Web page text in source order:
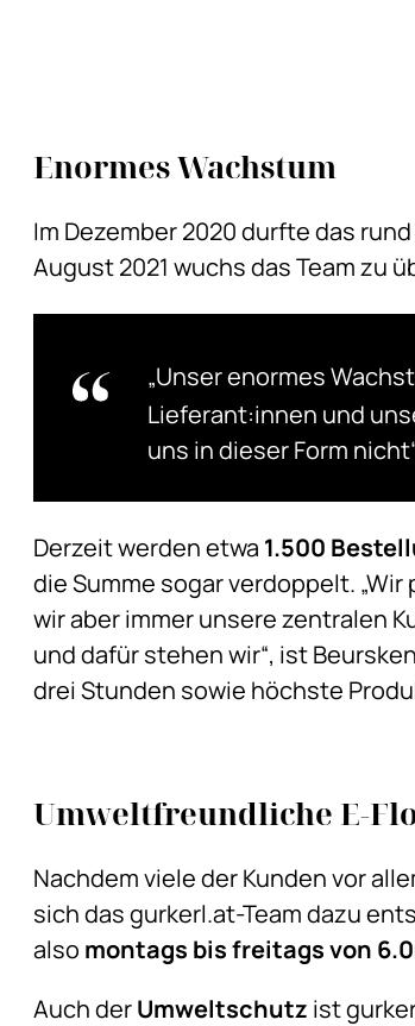
Enormes Wachstum
Im Dezember 2020 durfte das
August 2021 wuchs das Team zu
„Unser enormes
Lieferant:innen und
uns in dieser Form
Derzeit werden etwa 1.500
die Summe sogar verdoppelt.
wir aber immer unsere zentralen
und dafür stehen wir“, ist
drei Stunden sowie höchste
Umweltfreundliche E-
Nachdem viele der Kunden vor
sich das gurkerl.at-Team dazu
also montags bis freitags von
Auch derUmweltschutz ist